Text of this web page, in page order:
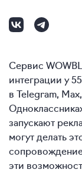
Сервис
интеграции у
в Telegram,
запускают
могут делать
эти